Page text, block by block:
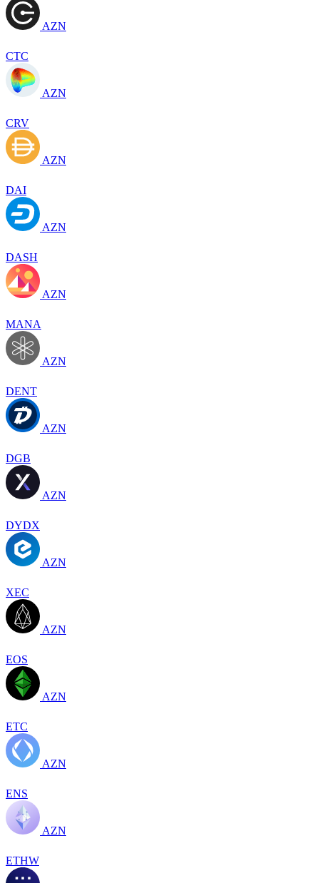
AZN
CTC
AZN
CRV
AZN
DAI
AZN
DASH
AZN
MANA
AZN
DENT
AZN
DGB
AZN
DYDX
AZN
XEC
AZN
EOS
AZN
ETC
AZN
ENS
AZN
ETHW